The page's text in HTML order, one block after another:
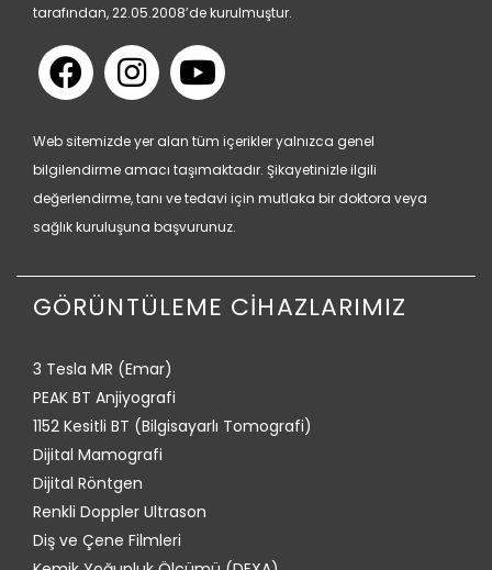
tarafından, 22.05.2008’de kurulmuştur.
Web sitemizde yer alan tüm içerikler yalnızca genel
bilgilendirme amacı taşımaktadır. Şikayetinizle ilgili
değerlendirme, tanı ve tedavi için mutlaka bir doktora veya
sağlık kuruluşuna başvurunuz.
GÖRÜNTÜLEME CİHAZLARIMIZ
3 Tesla MR (Emar)
PEAK BT Anjiyografi
1152 Kesitli BT (Bilgisayarlı Tomografi)
Dijital Mamografi
Dijital Röntgen
Renkli Doppler Ultrason
Diş ve Çene Filmleri